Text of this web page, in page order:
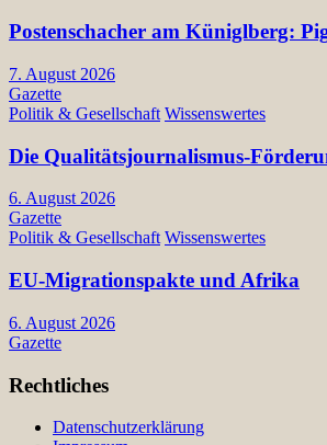
Postenschacher am Küniglberg:
7. August 2026
Gazette
Politik & Gesellschaft Wissenswertes
Die Qualitätsjournalismus-
6. August 2026
Gazette
Politik & Gesellschaft Wissenswertes
EU-Migrationspakte und Afrika
6. August 2026
Gazette
Rechtliches
Datenschutzerklärung